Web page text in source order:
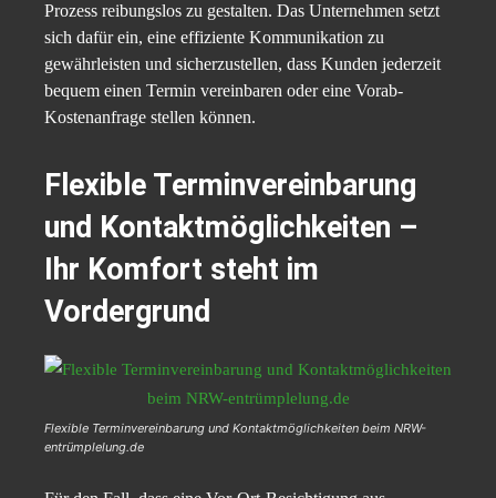
Prozess reibungslos zu gestalten. Das Unternehmen setzt
sich dafür ein, eine effiziente Kommunikation zu
gewährleisten und sicherzustellen, dass Kunden jederzeit
bequem einen Termin vereinbaren oder eine Vorab-
Kostenanfrage stellen können.
Flexible Terminvereinbarung
und Kontaktmöglichkeiten –
Ihr Komfort steht im
Vordergrund
Flexible Terminvereinbarung und Kontaktmöglichkeiten beim NRW-
entrümplelung.de